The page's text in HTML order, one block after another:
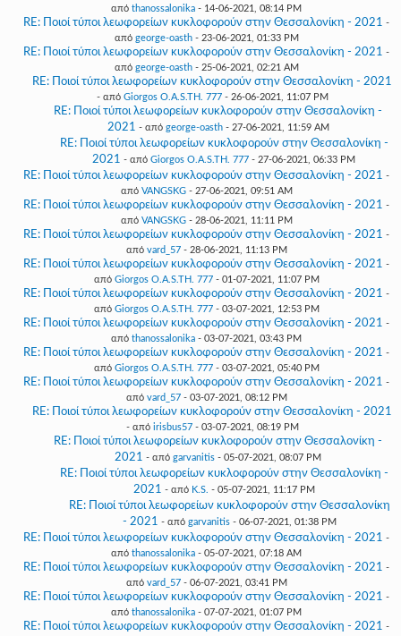
από thanossalonika - 14-06-2021, 08:14 PM
RE: Ποιοί τύποι λεωφορείων κυκλοφορούν στην Θεσσαλονίκη - 2021 -
από george-oasth- 23-06-2021, 01:33 PM
RE: Ποιοί τύποι λεωφορείων κυκλοφορούν στην Θεσσαλονίκη - 2021 -
από george-oasth- 25-06-2021, 02:21 AM
RE: Ποιοί τύποι λεωφορείων κυκλοφορούν στην Θεσσαλονίκη - 2021
- από Giorgos O.A.S.TH. 777- 26-06-2021, 11:07 PM
RE: Ποιοί τύποι λεωφορείων κυκλοφορούν στην Θεσσαλονίκη -
2021 - από george-oasth- 27-06-2021, 11:59 AM
RE: Ποιοί τύποι λεωφορείων κυκλοφορούν στην Θεσσαλονίκη -
2021 - από Giorgos O.A.S.TH. 777 - 27-06-2021, 06:33 PM
RE: Ποιοί τύποι λεωφορείων κυκλοφορούν στην Θεσσαλονίκη - 2021 -
από VANGSKG- 27-06-2021, 09:51 AM
RE: Ποιοί τύποι λεωφορείων κυκλοφορούν στην Θεσσαλονίκη - 2021 -
από VANGSKG- 28-06-2021, 11:11 PM
RE: Ποιοί τύποι λεωφορείων κυκλοφορούν στην Θεσσαλονίκη - 2021 -
από vard_57- 28-06-2021, 11:13 PM
RE: Ποιοί τύποι λεωφορείων κυκλοφορούν στην Θεσσαλονίκη - 2021 -
από Giorgos O.A.S.TH. 777- 01-07-2021, 11:07 PM
RE: Ποιοί τύποι λεωφορείων κυκλοφορούν στην Θεσσαλονίκη - 2021 -
από Giorgos O.A.S.TH. 777- 03-07-2021, 12:53 PM
RE: Ποιοί τύποι λεωφορείων κυκλοφορούν στην Θεσσαλονίκη - 2021 -
από thanossalonika - 03-07-2021, 03:43 PM
RE: Ποιοί τύποι λεωφορείων κυκλοφορούν στην Θεσσαλονίκη - 2021 -
από Giorgos O.A.S.TH. 777- 03-07-2021, 05:40 PM
RE: Ποιοί τύποι λεωφορείων κυκλοφορούν στην Θεσσαλονίκη - 2021 -
από vard_57- 03-07-2021, 08:12 PM
RE: Ποιοί τύποι λεωφορείων κυκλοφορούν στην Θεσσαλονίκη - 2021
- από irisbus57- 03-07-2021, 08:19 PM
RE: Ποιοί τύποι λεωφορείων κυκλοφορούν στην Θεσσαλονίκη -
2021 - από garvanitis - 05-07-2021, 08:07 PM
RE: Ποιοί τύποι λεωφορείων κυκλοφορούν στην Θεσσαλονίκη -
2021 - από K.S. - 05-07-2021, 11:17 PM
RE: Ποιοί τύποι λεωφορείων κυκλοφορούν στην Θεσσαλονίκη
- 2021 - από garvanitis - 06-07-2021, 01:38 PM
RE: Ποιοί τύποι λεωφορείων κυκλοφορούν στην Θεσσαλονίκη - 2021 -
από thanossalonika - 05-07-2021, 07:18 AM
RE: Ποιοί τύποι λεωφορείων κυκλοφορούν στην Θεσσαλονίκη - 2021 -
από vard_57- 06-07-2021, 03:41 PM
RE: Ποιοί τύποι λεωφορείων κυκλοφορούν στην Θεσσαλονίκη - 2021 -
από thanossalonika - 07-07-2021, 01:07 PM
RE: Ποιοί τύποι λεωφορείων κυκλοφορούν στην Θεσσαλονίκη - 2021 -